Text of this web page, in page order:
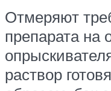
Отмеряют
препарата на
раствор